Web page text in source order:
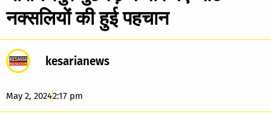
नक्सलियों की हुई पहचान
kesarianews
May 2, 20242:17 pm